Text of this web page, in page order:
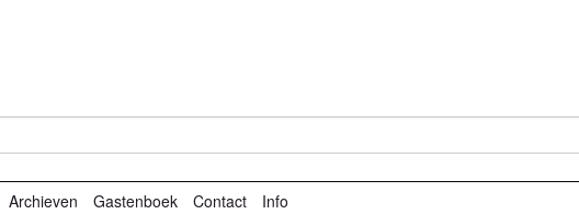
Archieven Gastenboek Contact Info